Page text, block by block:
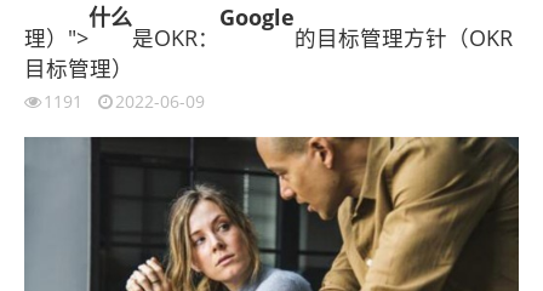
理）">
什么
是OKR：
Google
的目标管理方针（OKR
目标管理）
1191 2022-06-09